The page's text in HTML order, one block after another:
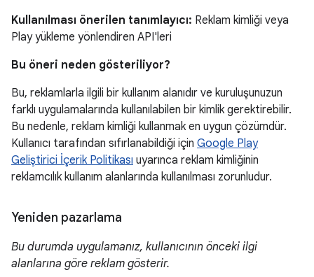
Kullanılması önerilen tanımlayıcı: Reklam kimliği veya
Play yükleme yönlendiren API'leri
Bu öneri neden gösteriliyor?
Bu, reklamlarla ilgili bir kullanım alanıdır ve kuruluşunuzun
farklı uygulamalarında kullanılabilen bir kimlik gerektirebilir.
Bu nedenle, reklam kimliği kullanmak en uygun çözümdür.
Kullanıcı tarafından sıfırlanabildiği için Google Play
Geliştirici İçerik Politikası uyarınca reklam kimliğinin
reklamcılık kullanım alanlarında kullanılması zorunludur.
Yeniden pazarlama
Bu durumda uygulamanız, kullanıcının önceki ilgi
alanlarına göre reklam gösterir.